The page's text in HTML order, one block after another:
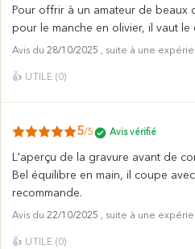
Pour offrir à un amateur de beaux
pour le manche en olivier, il vaut le
Avis du 28/10/2025 , suite à une
👍 UTILE (0)
5/5 Avis vérifié
L'aperçu de la gravure avant de
Bel équilibre en main, il coupe
recommande.
Avis du 22/10/2025 , suite à une
👍 UTILE (0)